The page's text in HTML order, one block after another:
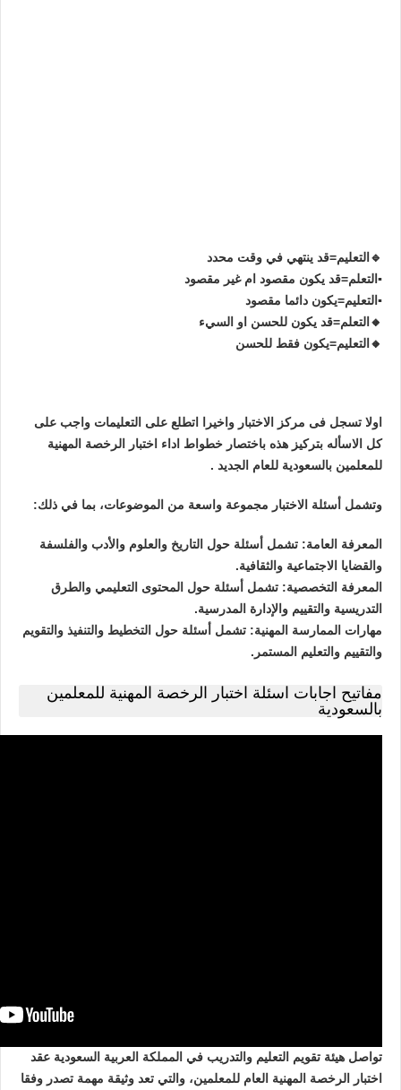
🔹التعليم=قد ينتهي في وقت محدد
▪️التعلم=قد يكون مقصود ام غير مقصود
▪️التعليم=يكون دائما مقصود
🔸التعلم=قد يكون للحسن او السيء
🔸التعليم=يكون فقط للحسن
اولا تسجل فى مركز الاختبار واخيرا اتطلع على التعليمات واجب على
كل الاسأله بتركيز هذه باختصار خطواط اداء اختبار الرخصة المهنية
للمعلمين بالسعودية للعام الجديد .
وتشمل أسئلة الاختبار مجموعة واسعة من الموضوعات، بما في ذلك:
المعرفة العامة: تشمل أسئلة حول التاريخ والعلوم والأدب والفلسفة
والقضايا الاجتماعية والثقافية.
المعرفة التخصصية: تشمل أسئلة حول المحتوى التعليمي والطرق
التدريسية والتقييم والإدارة المدرسية.
مهارات الممارسة المهنية: تشمل أسئلة حول التخطيط والتنفيذ والتقويم
والتقييم والتعليم المستمر.
مفاتيح اجابات اسئلة اختبار الرخصة المهنية للمعلمين
بالسعودية
تواصل هيئة تقويم التعليم والتدريب في المملكة العربية السعودية عقد
اختبار الرخصة المهنية العام للمعلمين، والتي تعد وثيقة مهمة تصدر وفقا